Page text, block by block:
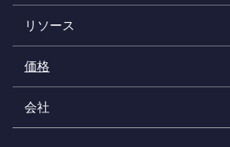
リソース
価格
会社